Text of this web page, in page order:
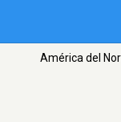
América del